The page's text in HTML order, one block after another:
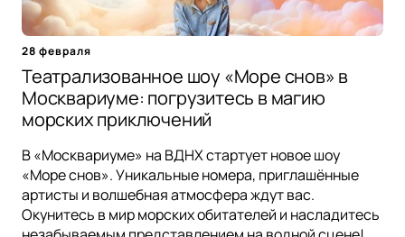
28 февраля
Театрализованное шоу «Море снов» в
Москвариуме: погрузитесь в магию
морских приключений
В «Москвариуме» на ВДНХ стартует новое шоу
«Море снов». Уникальные номера, приглашённые
артисты и волшебная атмосфера ждут вас.
Окунитесь в мир морских обитателей и насладитесь